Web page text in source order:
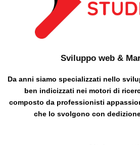
Sviluppo web &
Da anni siamo specializzati nello
ben indicizzati nei motori di
composto da professionisti
che lo svolgono con